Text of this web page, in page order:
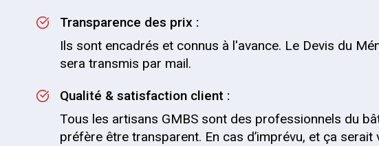
Transparence des prix :
Ils sont encadrés et connus à l'avance. Le Devis du
sera transmis par mail.
Qualité & satisfaction client :
Tous les artisans GMBS sont des professionnels du
préfère être transparent. En cas d’imprévu, et ça serait